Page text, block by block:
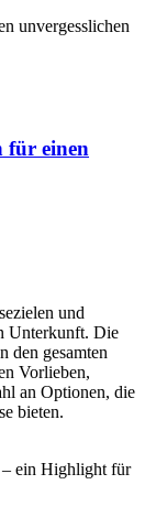
für einen
und
Unterkunft. Die
den gesamten
Vorlieben,
an Optionen, die
bieten.